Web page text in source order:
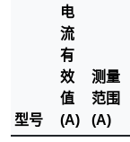
型号
电
流
有
效
值
(A)
测量
范围
(A)